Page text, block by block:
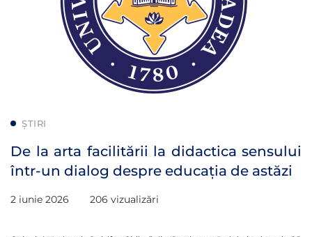
ȘTIRI
De la arta facilitării la didactica sensului
într-un dialog despre educația de astăzi
2 iunie 2026 206 vizualizări